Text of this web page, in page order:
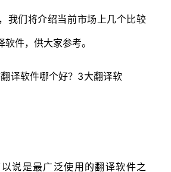
我们将介绍当前市场上几个比较
件，供大家参考。
是最广泛使用的翻译软件之